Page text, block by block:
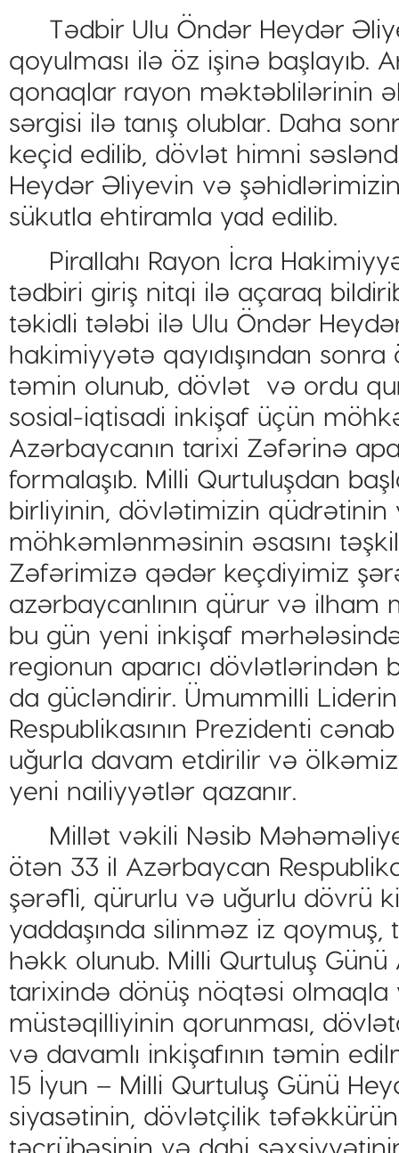
Tədbir Ulu Öndər Heydər
qoyulması ilə öz işinə başlayıb.
qonaqlar rayon məktəblilərinin
sərgisi ilə tanış olublar. Daha
keçid edilib, dövlət himni
Heydər Əliyevin və
sükutla ehtiramla yad edilib.
Pirallahı Rayon İcra
tədbiri giriş nitqi ilə açaraq
təkidli tələbi ilə Ulu Öndər
hakimiyyətə qayıdışından
təmin olunub, dövlət və ordu
sosial-iqtisadi inkişaf üçün
Azərbaycanın tarixi Zəfərinə
formalaşıb. Milli Qurtuluşdan
birliyinin, dövlətimizin
möhkəmlənməsinin əsasını
Zəfərimizə qədər keçdiyimiz
azərbaycanlının qürur və
bu gün yeni inkişaf
regionun aparıcı
da gücləndirir. Ümummilli
Respublikasının Prezidenti
uğurla davam etdirilir və
yeni nailiyyətlər qazanır.
Millət vəkili Nəsib
ötən 33 il Azərbaycan
şərəfli, qürurlu və uğurlu dövrü
yaddaşında silinməz iz
həkk olunub. Milli Qurtuluş
tarixində dönüş nöqtəsi olmaqla
müstəqilliyinin qorunması,
və davamlı inkişafının təmin
15 İyun – Milli Qurtuluş Günü
siyasətinin, dövlətçilik
təcrübəsinin və dahi